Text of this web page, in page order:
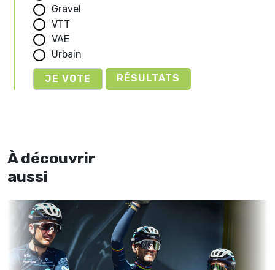
Gravel
VTT
VAE
Urbain
RÉSULTATS
À découvrir
aussi